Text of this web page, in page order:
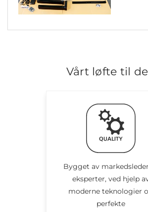
Vårt løfte til
Bygget av
eksperter, ved hjelp
moderne teknologier
perfekte